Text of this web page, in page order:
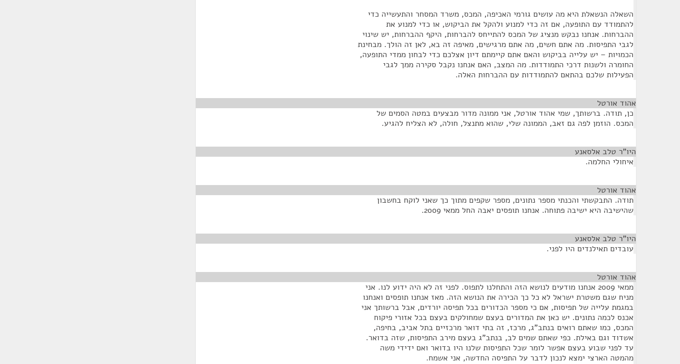
השאלה הנשאלת היא מה עושים גורמי האכיפה, המכס, משרד המסחר והתעשייה כדי
להתמודד עם התופעה, אם זה כדי למנוע ולהקל את הביקוש, או כדי למנוע את
ההברחות. אנחנו נבקש מנציג של המכס להתייחס להברחות, היקף ההברחות, יש שינוי
לגבי התפיסות. מה אתם חשים, מה אתם מרגישים, מאיפה זה בא, לאן זה הולך. מבחינת
הכמויות – יש עלייה בביקוש והאם אתם קיימתם דיון אצלכם כדי לבחון ממדי התופעה,
החומרה ולשנות דרכי התמודדות. מה המצב, האם אנחנו נקבל סקירה ממך לגבי
הפעילות שלכם בהתאם להתמודדות עם ההברחות האלה.
אהוד אורטל
כן, תודה. ברשותך, שמי אהוד אורטל, אני ממונה מדור מבצעים במטה הסמים של
המכס. הוזמן לפה גם זאב, הממונה שלי, שהוא מתנצל, חולה, לא הצליח להגיע.
היו"ר טלב אלסאנע
איחולי החלמה.
אהוד אורטל
תודה. התבקשתי והכנתי מספר נתונים, מספר שקפים מתוך כך שאני לוקח בחשבון
שהישיבה היא ישיבה פתוחה. אנחנו תופסים יאבה החל ממאי 2009.
היו"ר טלב אלסאנע
עובדים תאילנדים היו לפני.
אהוד אורטל
ממאי 2009 אנחנו מודעים לנושא הזה והתחלנו לתפוס. לפני זה לא היה ידוע לנו. אני
מניח שגם משטרת ישראל לא כל כך הכירה את הנושא הזה. מאז אנחנו תופסים ואנחנו
במגמת עלייה של תפיסות, אם כי מספר הכדורים בכל תפיסה יורדים, אבל ברשותך אני
אכנס לכמה נתונים. יש כאן את המדורים בעצם שמחולקים בעצם בכל אזורי פיקוח
המכס, כמו שאתם רואים בנתב"ג, מרכז, זה בתי דואר מרכזיים בתל אביב, בחיפה,
אשדוד וגם באילת. כפי שאתם שמים לב, בנתב"ג בעצם מירב התפיסות, שזה בדואר.
עד לפני שבוע בעצם אפשר לומר שכל התפיסות שלנו היו בדואר ואם ידידי משה
מהמטה הארצי ימצא לנכון לדבר על התפיסה החדשה, אני אשמח.